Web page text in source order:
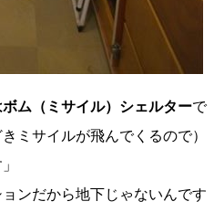
ム（ミサイル）シェルターで
ミサイルが飛んでくるので）
ョンだから地下じゃないんです